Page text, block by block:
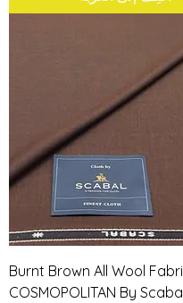
Burnt Brown All Wool
COSMOPOLITAN By